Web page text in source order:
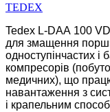
TEDEX
Tedex L-DAА 100
для змащення
одноступінчастих і
компресорів
медичних), що
навантаження з
і крапельним